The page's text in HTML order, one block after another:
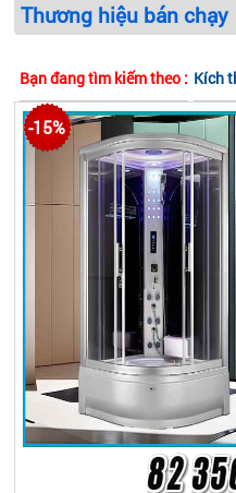
Thương hiệu bán chạy
Bạn đang tìm kiếm theo : Kích
-15%